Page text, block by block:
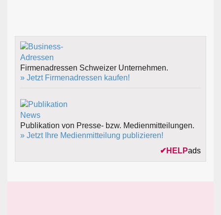
Firmenadressen Schweizer Unternehmen.
» Jetzt Firmenadressen kaufen!
Publikation von Presse- bzw. Medienmitteilungen.
» Jetzt Ihre Medienmitteilung publizieren!
✔ HELPads